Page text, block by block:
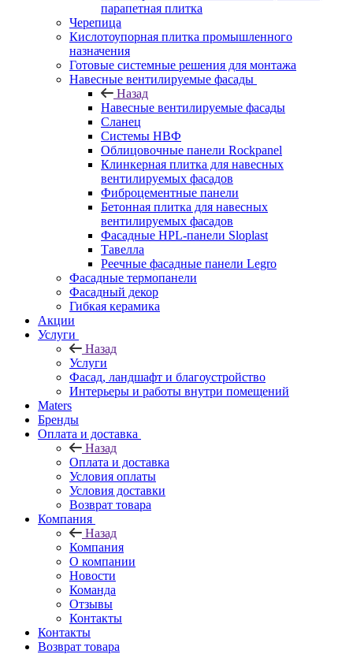
парапетная плитка
Черепица
Кислотоупорная плитка промышленного
назначения
Готовые системные решения для монтажа
Навесные вентилируемые фасады
Назад
Навесные вентилируемые фасады
Сланец
Системы НВФ
Облицовочные панели Rockpanel
Клинкерная плитка для навесных
вентилируемых фасадов
Фиброцементные панели
Бетонная плитка для навесных
вентилируемых фасадов
Фасадные HPL-панели Sloplast
Тавелла
Реечные фасадные панели Legro
Фасадные термопанели
Фасадный декор
Гибкая керамика
Акции
Услуги
Назад
Услуги
Фасад, ландшафт и благоустройство
Интерьеры и работы внутри помещений
Maters
Бренды
Оплата и доставка
Назад
Оплата и доставка
Условия оплаты
Условия доставки
Возврат товара
Компания
Назад
Компания
О компании
Новости
Команда
Отзывы
Контакты
Контакты
Возврат товара